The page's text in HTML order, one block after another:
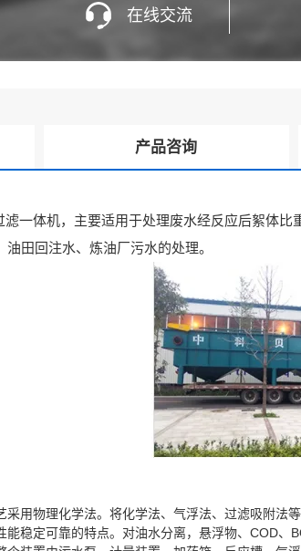
在线交流
产品咨询
滤一体机，主要适用于处理废水经反应后絮体
田回注水、炼油厂污水的处理。
采用物理化学法。将化学法、气浮法、过滤吸附法
稳定可靠的特点。对油水分离，悬浮物、COD、